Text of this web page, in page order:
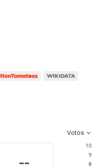
Votos
--
10
9
8